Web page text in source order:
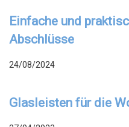
Einfache und
Abschlüsse
24/08/2024
Glasleisten für die